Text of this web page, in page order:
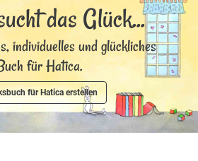
das Glück...
individuelles und glückliches
für Hatica.
für Hatica erstellen